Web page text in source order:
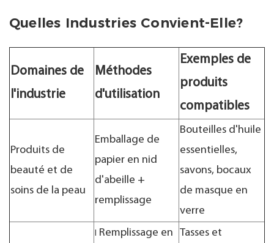
Quelles Industries Convient-Elle?
Domaines de
l'industrie
Méthodes
d'utilisation
Exemples de
produits
compatibles
Produits de
beauté et de
soins de la peau
Emballage de
papier en nid
d'abeille +
remplissage
Bouteilles d'huile
essentielles,
savons, bocaux
de masque en
verre
I Remplissage en
Tasses et